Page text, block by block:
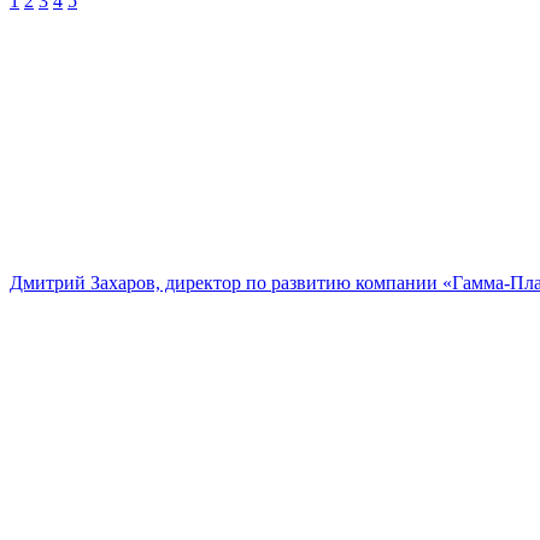
Дмитрий Захаров, директор по развитию компании «Гамма-